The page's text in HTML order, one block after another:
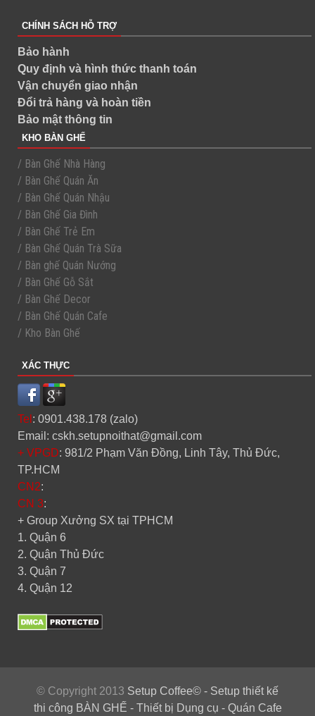
CHÍNH SÁCH HỖ TRỢ
Bảo hành
Quy định và hình thức thanh toán
Vận chuyển giao nhận
Đổi trả hàng và hoàn tiền
Bảo mật thông tin
KHO BÀN GHẾ
/ Bàn Ghế Nhà Hàng
/ Bàn Ghế Quán Ăn
/ Bàn Ghế Quán Nhậu
/ Bàn Ghế Gia Đình
/ Bàn Ghế Trẻ Em
/ Bàn Ghế Quán Trà Sữa
/ Bàn ghế Quán Nướng
/ Bàn Ghế Gỗ Sắt
/ Bàn Ghế Decor
/ Bàn Ghế Quán Cafe
/ Kho Bàn Ghế
XÁC THỰC
Tel : 0901.438.178 (zalo)
Email: cskh.setupnoithat@gmail.com
+ VPGD: 981/2 Phạm Văn Đồng, Linh Tây, Thủ Đức,
TP.HCM
CN2:
CN 3:
+ Group Xưởng SX tại TPHCM
1. Quận 6
2. Quận Thủ Đức
3. Quận 7
4. Quận 12
© Copyright 2013 Setup Coffee© - Setup thiết kế
thi công BÀN GHẾ - Thiết bị Dụng cụ - Quán Cafe